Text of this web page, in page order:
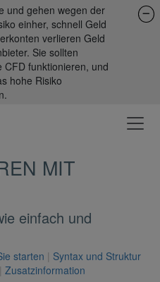
und gehen wegen der
einher, schnell Geld
verlieren Geld
Sie sollten
CFD funktionieren, und
hohe Risiko
MIT
einfach und
starten | Syntax und Struktur
| Zusatzinformation